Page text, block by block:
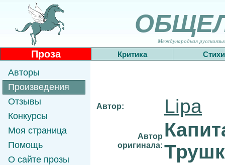
Международная
Проза Критика Стихи
Авторы
Произведения
Отзывы
Конкурсы
Моя страница
Помощь
О сайте прозы
Автор: Lipa
Автор
оригинала: